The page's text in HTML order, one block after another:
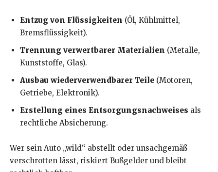
Entzug von Flüssigkeiten (Öl, Kühlmittel,
Bremsflüssigkeit).
Trennung verwertbarer Materialien (Metalle,
Kunststoffe, Glas).
Ausbau wiederverwendbarer Teile (Motoren,
Getriebe, Elektronik).
Erstellung eines Entsorgungsnachweises als
rechtliche Absicherung.
Wer sein Auto „wild“ abstellt oder unsachgemäß
verschrotten lässt, riskiert Bußgelder und bleibt